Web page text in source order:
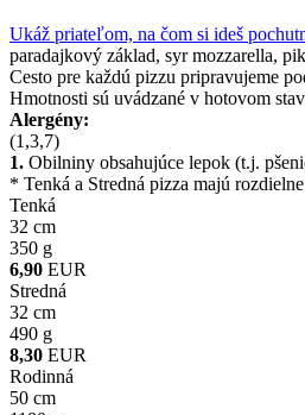
Ukáž priateľom, na čom si ideš
paradajkový základ, syr mozzarella,
Cesto pre každú pizzu pripravujeme
Hmotnosti sú uvádzané v hotovom
Alergény:
(1,3,7)
1. Obilniny obsahujúce lepok (t.j.
* Tenká a Stredná pizza majú
Tenká
32 cm
350 g
6,90 EUR
Stredná
32 cm
490 g
8,30 EUR
Rodinná
50 cm